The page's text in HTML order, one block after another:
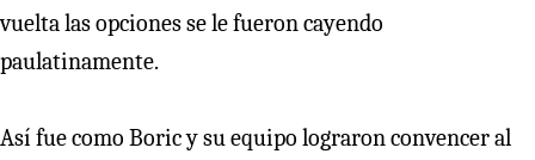
vuelta las opciones se le fueron cayendo
paulatinamente.
Así fue como Boric y su equipo lograron convencer al